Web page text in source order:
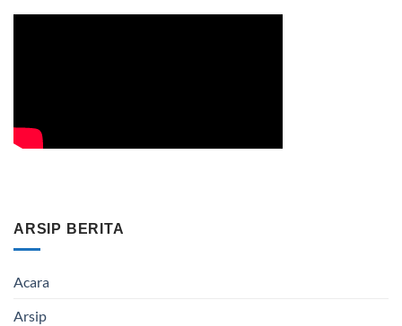
ARSIP BERITA
Acara
Arsip